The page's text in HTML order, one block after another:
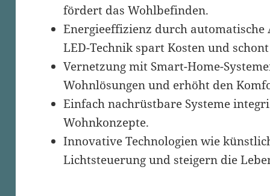
fördert das Wohlbefinden.
Energieeffizienz durch
LED-Technik spart Kosten und
Vernetzung mit Smart-Home-
Wohnlösungen und erhöht den
Einfach nachrüstbare Systeme
Wohnkonzepte.
Innovative Technologien wie
Lichtsteuerung und steigern die